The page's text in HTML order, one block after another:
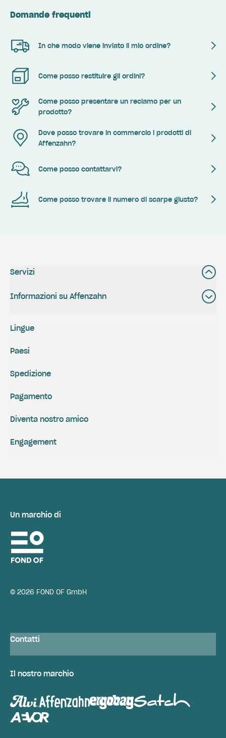
Domande frequenti
In che modo viene inviato il mio ordine?
Come posso restituire gli ordini?
Come posso presentare un reclamo per un
prodotto?
Dove posso trovare in commercio i prodotti di
Affenzahn?
Come posso contattarvi?
Come posso trovare il numero di scarpe giusto?
Servizi
Informazioni su Affenzahn
Spedizione
Pagamento
Engagement
Diventa nostro amico
Lingue
Paesi
Un marchio di
© 2026 FOND OF GmbH
Contatti
Il nostro marchio